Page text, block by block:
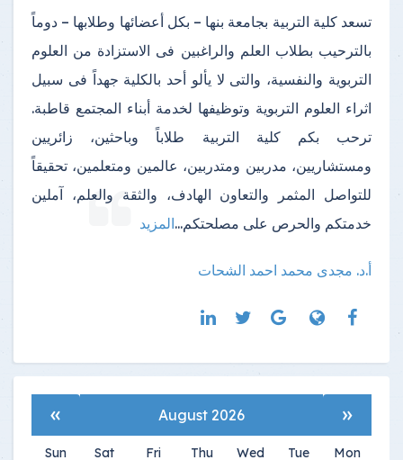
تسعد كلية التربية بجامعة بنها – بكل أعضائها وطلابها – دوماً
بالترحيب بطلاب العلم والراغبين فى الاستزادة من العلوم
التربوية والنفسية، والتى لا يألو أحد بالكلية جهداً فى سبيل
اثراء العلوم التربوية وتوظيفها لخدمة أبناء المجتمع قاطبة.
ترحب بكم كلية التربية طلاباً وباحثين، زائريين
ومستشاريين، مدربين ومتدربين، عالمين ومتعلمين، تحقيقاً
للتواصل المثمر والتعاون الهادف، والثقة والعلم، آملين
خدمتكم والحرص على مصلحتكم...المزيد
أ.د. مجدى محمد احمد الشحات
«
August 2026
»
Mon
Tue
Wed
Thu
Fri
Sat
Sun